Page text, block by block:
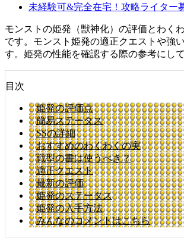
未経験可&完全在宅！攻略ライター
モンストの姫発（獣神化）の評価とわく
です。モンスト姫発の適正クエストや強
す。姫発の性能を確認する際の参考にして
目次
姫発の評価点
簡易ステータス
SSの詳細
おすすめのわくわくの実
戦型の書は使うべき？
適正クエスト
最新の評価
姫発のステータス
姫発の入手方法
みんなのコメントはこちら